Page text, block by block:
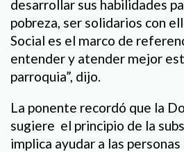
desarrollar sus habilidades
pobreza, ser solidarios con
Social es el marco de
entender y atender mejor
parroquia”, dijo.
La ponente recordó que la
sugiere el principio de la
implica ayudar a las